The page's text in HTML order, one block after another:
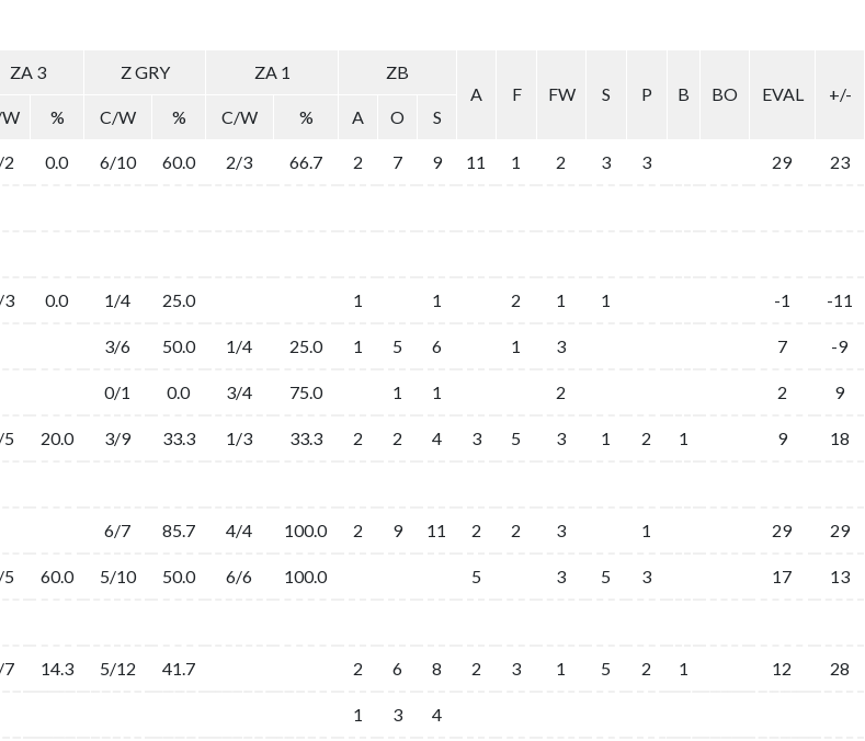
ZA 3 Z GRY ZA 1
ZB
A
F FW S P B BO EVAL
+/-
% C/W % C/W % A O S
0.0 6/10 60.0 2/3 66.7 2 7 9 11 1 2 3 3 29 23
3 0.0 1/4 25.0 1 1 2 1 1 -1 -11
3/6 50.0 1/4 25.0 1 5 6 1 3 7 -9
0/1 0.0 3/4 75.0 1 1 2 2 9
5 20.0 3/9 33.3 1/3 33.3 2 2 4 3 5 3 1 2 1 9 18
6/7 85.7 4/4 100.0 2 9 11 2 2 3 1 29 29
5 60.0 5/10 50.0 6/6 100.0 5 3 5 3 17 13
7 14.3 5/12 41.7 2 6 8 2 3 1 5 2 1 12 28
1 3 4